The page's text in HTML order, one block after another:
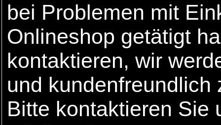
bei Problemen mit
Onlineshop getätigt
kontaktieren, wir
und kundenfreundlich
Bitte kontaktieren Sie